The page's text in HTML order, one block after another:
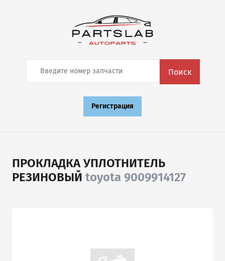
Поиск
Регистрация
ПРОКЛАДКА УПЛОТНИТЕЛЬ
РЕЗИНОВЫЙ toyota 9009914127